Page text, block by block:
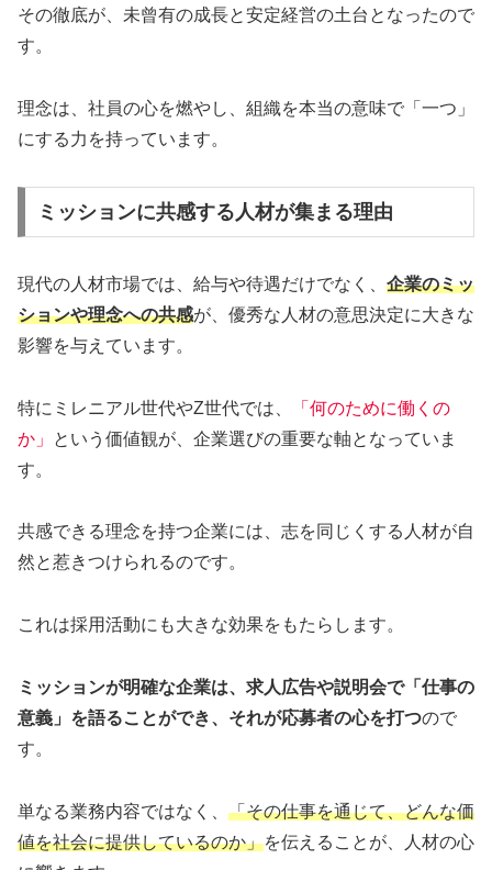
その徹底が、未曾有の成長と安定経営の土台となったので
す。
理念は、社員の心を燃やし、組織を本当の意味で「一つ」
にする力を持っています。
ミッションに共感する人材が集まる理由
現代の人材市場では、給与や待遇だけでなく、 企業のミッ
ションや理念への共感が、優秀な人材の意思決定に大きな
影響を与えています。
特にミレニアル世代やZ世代では、
「何のために働くの
か」
という価値観が、企業選びの重要な軸となっていま
す。
共感できる理念を持つ企業には、志を同じくする人材が自
然と惹きつけられるのです。
これは採用活動にも大きな効果をもたらします。
ミッションが明確な企業は、求人広告や説明会で「仕事の
意義」を語ることができ、それが応募者の心を打つので
す。
単なる業務内容ではなく、 「その仕事を通じて、どんな価
値を社会に提供しているのか」を伝えることが、人材の心